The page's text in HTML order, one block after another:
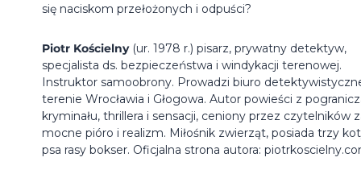
się naciskom przełożonych i odpuści?
Piotr Kościelny(ur. 1978 r.) pisarz, prywatny detektyw,
specjalista ds. bezpieczeństwa i windykacji terenowej.
Instruktor samoobrony. Prowadzi biuro
terenie Wrocławia i Głogowa. Autor powieści z
kryminału, thrillera i sensacji, ceniony przez czytelników
mocne pióro i realizm. Miłośnik zwierząt, posiada trzy
psa rasy bokser. Oficjalna strona autora: